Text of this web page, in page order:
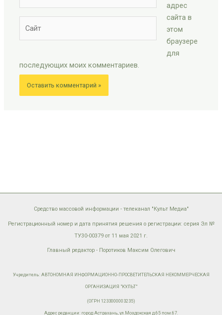
адрес
сайта в
этом
браузере
для
последующих моих комментариев.
Средство массовой информации - телеканал "Культ Медиа"
Регистрационный номер и дата принятия решения о регистрации: серия Эл №
ТУ30-00379 от 11 мая 2021 г.
Главный редактор - Поротиков Максим Олегович
Учредитель: АВТОНОМНАЯ ИНФОРМАЦИОННО-ПРОСВЕТИТЕЛЬСКАЯ НЕКОММЕРЧЕСКАЯ
ОРГАНИЗАЦИЯ "КУЛЬТ"
(ОГРН 1233000003235)
Адрес редакции: город Астрахань, ул.Моздокская д.65 пом.67.